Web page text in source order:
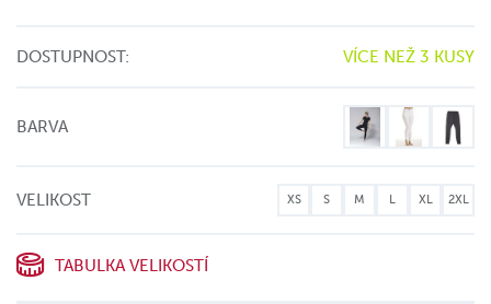
DOSTUPNOST: VÍCE NEŽ 3 KUSY
BARVA
VELIKOST XS S M L XL 2XL
TABULKA VELIKOSTÍ